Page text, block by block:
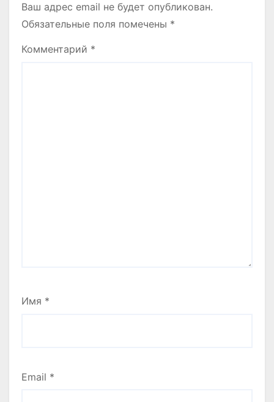
Ваш адрес email не будет опубликован.
Обязательные поля помечены *
Комментарий *
Имя *
Email *